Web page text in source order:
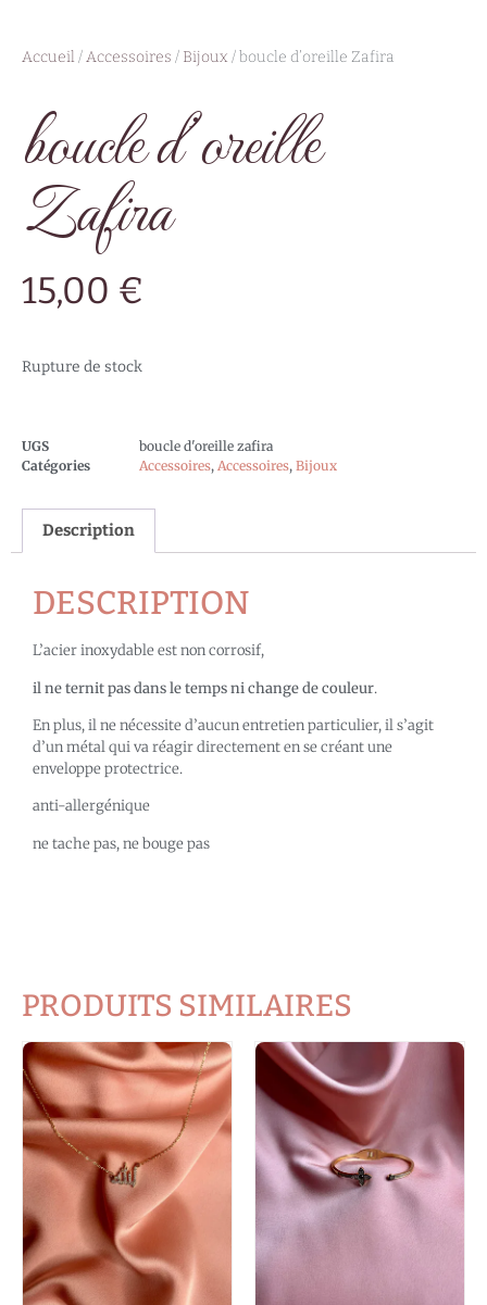
Accueil/Accessoires / Bijoux / boucle d’oreille Zafira
boucle d’oreille
Zafira
15,00 €
Rupture de stock
UGS
boucle d'oreille zafira
Catégories
Accessoires, Accessoires, Bijoux
Description
DESCRIPTION
L’acier inoxydable est non corrosif,
il ne ternit pas dans le temps ni change de couleur.
En plus, il ne nécessite d’aucun entretien particulier, il s’agit
d’un métal qui va réagir directement en se créant une
enveloppe protectrice.
anti-allergénique
ne tache pas, ne bouge pas
PRODUITS SIMILAIRES